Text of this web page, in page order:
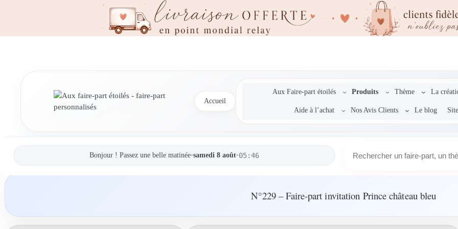
Accueil
Aux Faire-part étoilés Produits Thème La
Aide à l’achat Nos Avis Clients Le blog
Bonjour ! Passez une belle matinée•samedi 8 août•05:46
r
h
N°229 – Faire-part invitation Prince château bleu